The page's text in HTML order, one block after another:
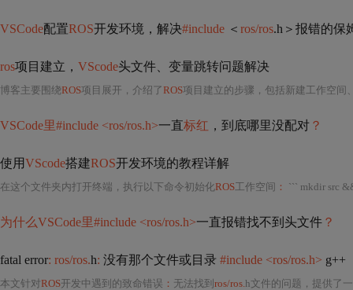
VSCode配置ROS开发环境，解决#include ＜ ros/ros.h＞报错的保
ros项目建立， VScode头文件、变量跳转问题解决
博客主要围绕ROS项目展开，介绍了ROS项目建立的步骤，包括新建工作空间、创建功能包、编写源代码、修改配置文件、配置环境变量等。
VSCode里#include <ros/ros.h>一直标红 ，到底哪里没配对 ？
使用VScode搭建ROS开发环境的教程详解
在这个文件夹内打开终端，执行以下命令初始化ROS工作空间 ： ``` mkdir src
为什么VSCode里#include <ros/ros.h>一直报错找不到头文件 ？
fatal error: ros/ros.h: 没有那个文件或目录 #include <ros/ros.h> g++
本文针对ROS开发中遇到的致命错误 ： 无法找到 ros/ros.h文件的问题，提供了一套